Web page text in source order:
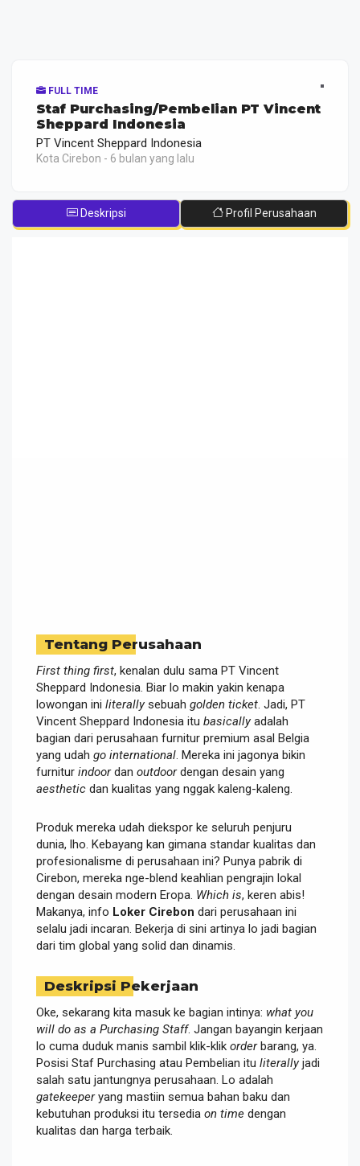
FULL TIME
Staf Purchasing/Pembelian PT Vincent
Sheppard Indonesia
PT Vincent Sheppard Indonesia
Kota Cirebon - 6 bulan yang lalu
Deskripsi Profil Perusahaan
Tentang Perusahaan
First thing first, kenalan dulu sama PT Vincent
Sheppard Indonesia. Biar lo makin yakin kenapa
lowongan ini literallysebuah golden ticket . Jadi, PT
Vincent Sheppard Indonesia itu basicallyadalah
bagian dari perusahaan furnitur premium asal Belgia
yang udah go international . Mereka ini jagonya bikin
furnitur indoordan outdoordengan desain yang
aesthetic dan kualitas yang nggak kaleng-kaleng.
Produk mereka udah diekspor ke seluruh penjuru
dunia, lho. Kebayang kan gimana standar kualitas dan
profesionalisme di perusahaan ini? Punya pabrik di
Cirebon, mereka nge-blend keahlian pengrajin lokal
dengan desain modern Eropa. Which is, keren abis!
Makanya, info Loker Cirebon dari perusahaan ini
selalu jadi incaran. Bekerja di sini artinya lo jadi bagian
dari tim global yang solid dan dinamis.
Deskripsi Pekerjaan
Oke, sekarang kita masuk ke bagian intinya: what you
will do as a Purchasing Staff. Jangan bayangin kerjaan
lo cuma duduk manis sambil klik-klik orderbarang, ya.
Posisi Staf Purchasing atau Pembelian itu literallyjadi
salah satu jantungnya perusahaan. Lo adalah
gatekeeperyang mastiin semua bahan baku dan
kebutuhan produksi itu tersedia on time dengan
kualitas dan harga terbaik.